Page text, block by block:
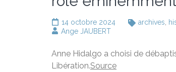
14 octobre 2024 archives
Ange JAUBERT
Anne Hidalgo a choisi de
Libération.Source